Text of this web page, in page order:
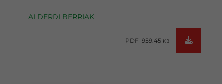
ALDERDI BERRIAK
PDF 959.45 KB